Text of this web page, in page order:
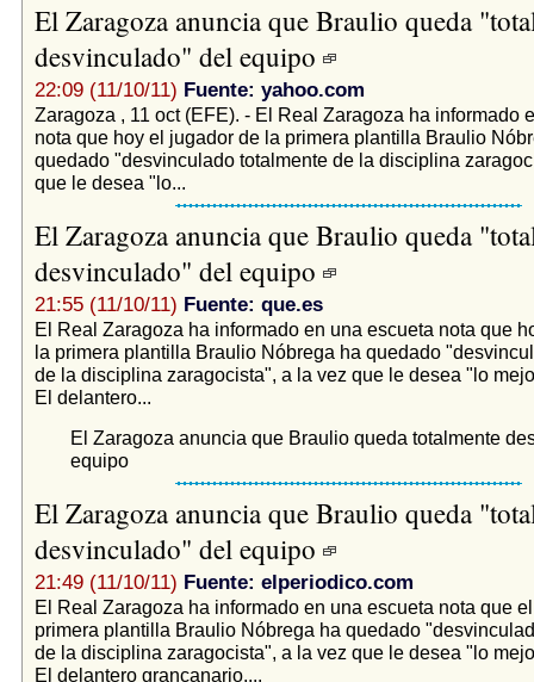
El Zaragoza anuncia que Braulio queda
desvinculado" del equipo
22:09 (11/10/11) Fuente: yahoo.com
Zaragoza , 11 oct (EFE). - El Real Zaragoza ha informado
nota que hoy el jugador de la primera plantilla Braulio
quedado "desvinculado totalmente de la disciplina
que le desea "lo...
El Zaragoza anuncia que Braulio queda
desvinculado" del equipo
21:55 (11/10/11) Fuente: que.es
El Real Zaragoza ha informado en una escueta nota que
la primera plantilla Braulio Nóbrega ha quedado
de la disciplina zaragocista", a la vez que le desea "lo
El delantero...
El Zaragoza anuncia que Braulio queda totalmente
equipo
El Zaragoza anuncia que Braulio queda
desvinculado" del equipo
21:49 (11/10/11) Fuente: elperiodico.com
El Real Zaragoza ha informado en una escueta nota que
primera plantilla Braulio Nóbrega ha quedado
de la disciplina zaragocista", a la vez que le desea "lo
El delantero grancanario,...